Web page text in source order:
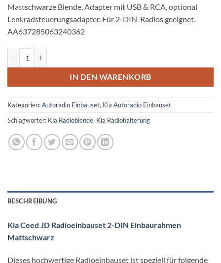
Mattschwarze Blende, Adapter mit USB & RCA, optional
Lenkradsteuerungsadapter. Für 2-DIN-Radios geeignet.
AA637285063240362
IN DEN WARENKORB
Kategorien:Autoradio Einbauset, Kia Autoradio Einbauset
Schlagwörter: Kia Radioblende, Kia Radiohalterung
BESCHREIBUNG
Kia Ceed JD Radioeinbauset 2-DIN Einbaurahmen
Mattschwarz
Dieses hochwertige Radioeinbauset ist speziell für folgende